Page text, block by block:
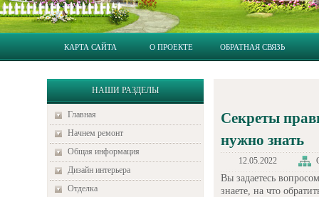
КАРТА САЙТА О ПРОЕКТЕ ОБРАТНАЯ СВЯЗЬ
НАШИ РАЗДЕЛЫ
Главная
Начнем ремонт
Общая информация
Дизайн интерьера
Отделка
Секреты
нужно знать
12.05.2022
Вы задаетесь
знаете, на что